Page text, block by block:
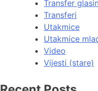
Transfer
Transferi
Utakmice
Utakmice
Video
Vijesti (stare)